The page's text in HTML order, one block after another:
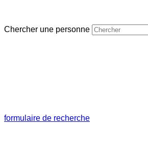
Chercher une personne
formulaire de recherche